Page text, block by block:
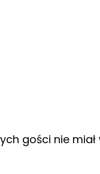
gości nie